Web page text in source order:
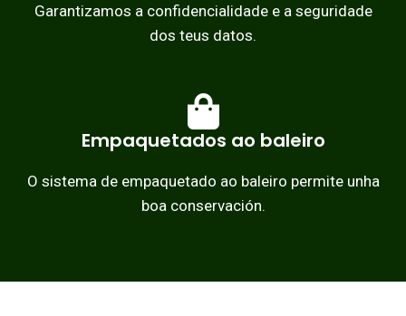
Garantizamos a confidencialidade e a seguridade
dos teus datos.
Empaquetados ao baleiro
O sistema de empaquetado ao baleiro permite unha
boa conservación.